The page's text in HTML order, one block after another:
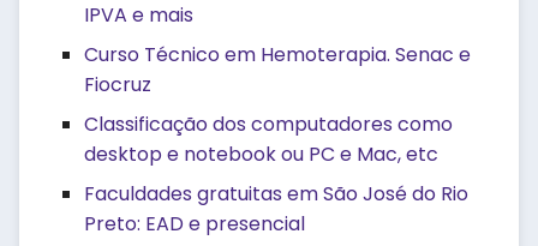
IPVA e mais
Curso Técnico em Hemoterapia. Senac e
Fiocruz
Classificação dos computadores como
desktop e notebook ou PC e Mac, etc
Faculdades gratuitas em São José do Rio
Preto: EAD e presencial